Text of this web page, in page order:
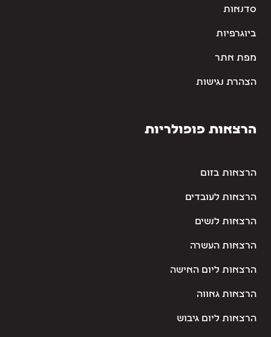
סדנאות
ביוגרפיות
מפת אתר
הצהרת נגישות
הרצאות פופולריות
הרצאות בזום
הרצאות לעובדים
הרצאות לנשים
הרצאות העשרה
הרצאות ליום האישה
הרצאות גאווה
הרצאות ליום גיבוש